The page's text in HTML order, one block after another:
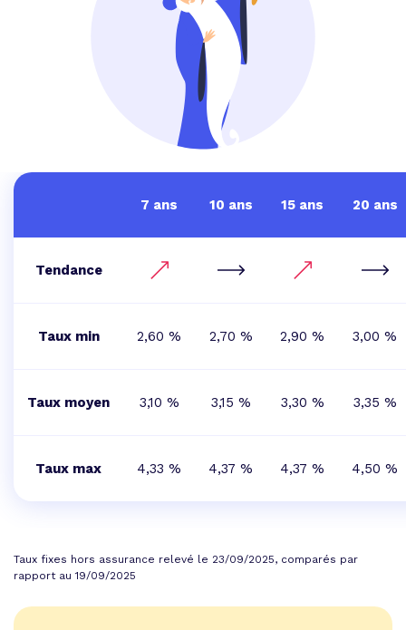
7 ans 10 ans 15 ans 20 ans
Tendance
Taux min 2,60 % 2,70 % 2,90 % 3,00 %
Taux moyen 3,10 % 3,15 % 3,30 % 3,35 %
Taux max 4,33 % 4,37 % 4,37 % 4,50 %
Taux fixes hors assurance relevé le 23/09/2025, comparés par
rapport au 19/09/2025